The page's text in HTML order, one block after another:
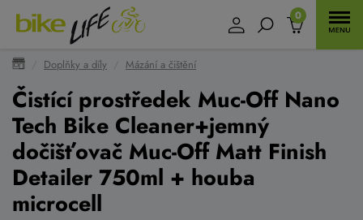
0
Doplňky a díly Mázání a čištění
Čistící prostředek Muc-Off Nano
Tech Bike Cleaner+jemný
dočišťovač Muc-Off Matt Finish
Detailer 750ml + houba
microcell